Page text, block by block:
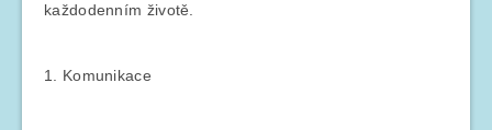
každodenním životě.
1. Komunikace